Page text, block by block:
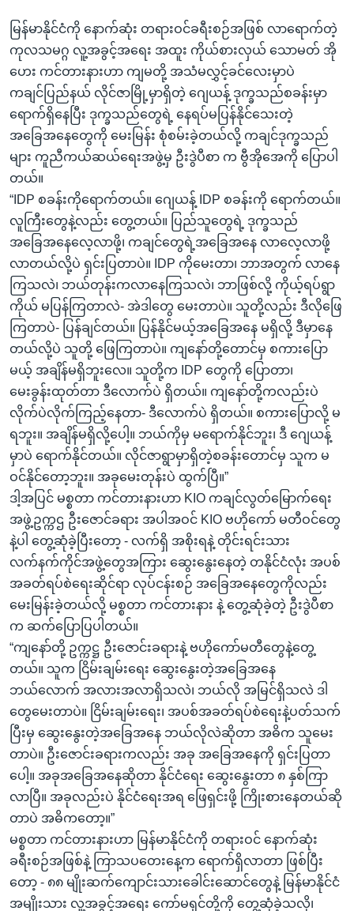
မြန်မာနိုင်ငံကို နောက်ဆုံး တရားဝင်ခရီးစဉ်အဖြစ် လာရောက်တဲ့
ကုလသမဂ္ဂ လူ့အခွင့်အရေး အထူး ကိုယ်စားလှယ် သောမတ် အို
ဟေး ကင်တားနားဟာ ကျမတို့ အသံမလွှင့်ခင်လေးမှာပဲ
ကချင်ပြည်နယ် လိုင်ဇာမြို့မှာရှိတဲ့ ဂျေယန့် ဒုက္ခသည်စခန်းမှာ
ရောက်ရှိနေပြီး ဒုက္ခသည်တွေရဲ့ နေရပ်မပြန်နိုင်သေးတဲ့
အခြေအနေတွေကို မေးမြန်း စုံစမ်းခဲ့တယ်လို့ ကချင်ဒုက္ခသည်
များ ကူညီကယ်ဆယ်ရေးအဖွဲ့မှ ဦးဒွဲပီစာ က ဗွီအိုအေကို ပြောပါ
တယ်။
“IDP စခန်းကိုရောက်တယ်။ ဂျေယန့် IDP စခန်းကို ရောက်တယ်။
လူကြီးတွေနဲ့လည်း တွေ့တယ်။ ပြည်သူတွေရဲ့ ဒုက္ခသည်
အခြေအနေလေ့လာဖို့၊ ကချင်တွေရဲ့အခြေအနေ လာလေ့လာဖို့
လာတယ်လို့ပဲ ရှင်းပြတာပဲ။ IDP ကိုမေးတာ၊ ဘာအတွက် လာနေ
ကြသလဲ၊ ဘယ်တုန်းကလာနေကြသလဲ၊ ဘာဖြစ်လို့ ကိုယ့်ရပ်ရွာ
ကိုယ် မပြန်ကြတာလဲ- အဲဒါတွေ မေးတာပဲ။ သူတို့လည်း ဒီလိုဖြေ
ကြတာပဲ- ပြန်ချင်တယ်။ ပြန်နိုင်မယ့်အခြေအနေ မရှိလို့ ဒီမှာနေ
တယ်လို့ပဲ သူတို့ ဖြေကြတာပဲ။ ကျနော်တို့တောင်မှ စကားပြော
မယ့် အချိန်မရှိဘူးလေ။ သူတို့က IDP တွေကို ပြောတာ၊
မေးခွန်းထုတ်တာ ဒီလောက်ပဲ ရှိတယ်။ ကျနော်တို့ကလည်းပဲ
လိုက်ပဲလိုက်ကြည့်နေတာ- ဒီလောက်ပဲ ရှိတယ်။ စကားပြောလို့ မ
ရဘူး။ အချိန်မရှိလို့ပေါ့။ ဘယ်ကိုမှ မရောက်နိုင်ဘူး၊ ဒီ ဂျေယန့်
မှာပဲ ရောက်နိုင်တယ်။ လိုင်ဇာရွာမှာရှိတဲ့စခန်းတောင်မှ သူက မ
ဝင်နိုင်တော့ဘူး။ အခုမေးတုန်းပဲ ထွက်ပြီ။”
ဒါ့အပြင် မစ္စတာ ကင်တားနားဟာ KIO ကချင်လွတ်မြောက်ရေး
အဖွဲ့ဥက္ကဌ ဦးဇောင်ခရား အပါအဝင် KIO ဗဟိုကော် မတီဝင်တွေ
နဲ့ပါ တွေ့ဆုံခဲ့ပြီးတော့ - လက်ရှိ အစိုးရနဲ့ တိုင်းရင်းသား
လက်နက်ကိုင်အဖွဲ့တွေအကြား ဆွေးနွေးနေတဲ့ တနိုင်ငံလုံး အပစ်
အခတ်ရပ်စဲရေးဆိုင်ရာ လုပ်ငန်းစဉ် အခြေအနေတွေကိုလည်း
မေးမြန်းခဲ့တယ်လို့ မစ္စတာ ကင်တားနား နဲ့ တွေ့ဆုံခဲ့တဲ့ ဦးဒွဲပီစာ
က ဆက်ပြောပြပါတယ်။
“ကျနော်တို့ ဥက္ကဋ္ဌ ဦးဇောင်းခရားနဲ့ ဗဟိုကော်မတီတွေနဲ့တွေ့
တယ်။ သူက ငြိမ်းချမ်းရေး ဆွေးနွေးတဲ့အခြေအနေ
ဘယ်လောက် အလားအလာရှိသလဲ၊ ဘယ်လို အမြင်ရှိသလဲ ဒါ
တွေမေးတာပဲ။ ငြိမ်းချမ်းရေး၊ အပစ်အခတ်ရပ်စဲရေးနဲ့ပတ်သက်
ပြီးမှ ဆွေးနွေးတဲ့အခြေအနေ ဘယ်လိုလဲဆိုတာ အဓိက သူမေး
တာပဲ။ ဦးဇောင်းခရားကလည်း အခု အခြေအနေကို ရှင်းပြတာ
ပေါ့။ အခုအခြေအနေဆိုတာ နိုင်ငံရေး ဆွေးနွေးတာ ၈ နှစ်ကြာ
လာပြီ။ အခုလည်းပဲ နိုင်ငံရေးအရ ဖြေရှင်းဖို့ ကြိုးစားနေတယ်ဆို
တာပဲ အဓိကတော့။”
မစ္စတာ ကင်တားနားဟာ မြန်မာနိုင်ငံကို တရားဝင် နောက်ဆုံး
ခရီးစဉ်အဖြစ်နဲ့ ကြာသပတေးနေ့က ရောက်ရှိလာတာ ဖြစ်ပြီး
တော့ - ၈၈ မျိုးဆက်ကျောင်းသားခေါင်းဆောင်တွေနဲ့ မြန်မာနိုင်ငံ
အမျိုးသား လူ့အခွင့်အရေး ကော်မရှင်တို့ကို တွေ့ဆုံခဲ့သလို၊